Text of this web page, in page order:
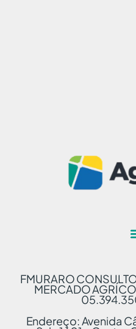
FMURARO
MERCADO
Endereço: Avenida